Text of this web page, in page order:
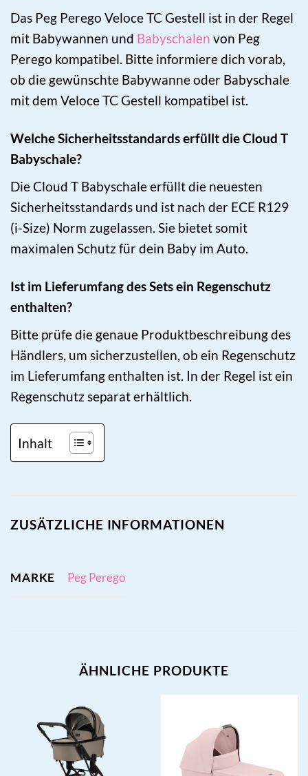
Das Peg Perego Veloce TC Gestell ist in der Regel
mit Babywannen und Babyschalen von Peg
Perego kompatibel. Bitte informiere dich vorab,
ob die gewünschte Babywanne oder Babyschale
mit dem Veloce TC Gestell kompatibel ist.
Welche Sicherheitsstandards erfüllt die Cloud T
Babyschale?
Die Cloud T Babyschale erfüllt die neuesten
Sicherheitsstandards und ist nach der ECE R129
(i-Size) Norm zugelassen. Sie bietet somit
maximalen Schutz für dein Baby im Auto.
Ist im Lieferumfang des Sets ein Regenschutz
enthalten?
Bitte prüfe die genaue Produktbeschreibung des
Händlers, um sicherzustellen, ob ein Regenschutz
im Lieferumfang enthalten ist. In der Regel ist ein
Regenschutz separat erhältlich.
Inhalt
ZUSÄTZLICHE INFORMATIONEN
MARKE Peg Perego
ÄHNLICHE PRODUKTE